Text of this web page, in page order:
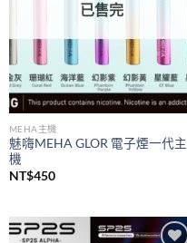
已售完
MEHA主機
魅嗨MEHA GLOR 電子煙一代主
機
NT$450